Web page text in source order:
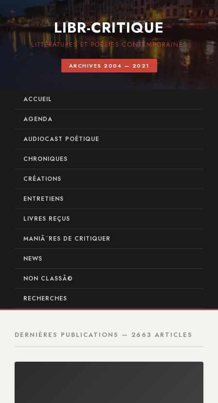
LIBR-CRITIQUE
LITTÉRATURES ET POÉSIES CONTEMPORAINES
ARCHIVES 2004 — 2021
ACCUEIL
AGENDA
AUDIOCAST POÉTIQUE
CHRONIQUES
CRÉATIONS
ENTRETIENS
LIVRES REÇUS
MANIÃ¨RES DE CRITIQUER
NEWS
NON CLASSÃ©
RECHERCHES
DERNIÈRES PUBLICATIONS — 2663 ARTICLES